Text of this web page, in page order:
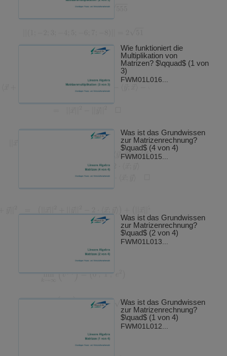
Wie funktioniert die
Multiplikation von
Matrizen? $\qquad$ (1 von
3)
FWM01L016...
Was ist das Grundwissen
zur Matrizenrechnung?
$\quad$ (4 von 4)
FWM01L015...
Was ist das Grundwissen
zur Matrizenrechnung?
$\quad$ (2 von 4)
FWM01L013...
Was ist das Grundwissen
zur Matrizenrechnung?
$\quad$ (1 von 4)
FWM01L012...